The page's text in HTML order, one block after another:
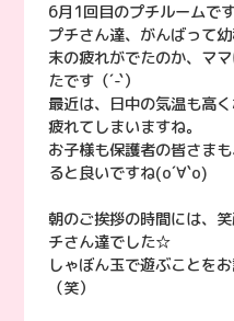
6月1回目のプチルームです
プチさん達、がんばって
末の疲れがでたのか、マ
たです（´-`）
最近は、日中の気温も高
疲れてしまいますね。
お子様も保護者の皆さま
ると良いですね(о´∀`о)
朝のご挨拶の時間には、
チさん達でした☆
しゃぼん玉で遊ぶことを
（笑）